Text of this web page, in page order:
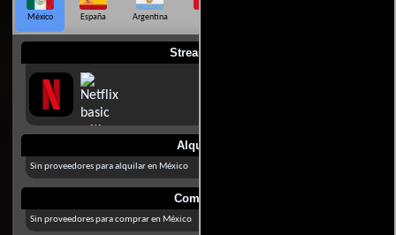
México España Argentina
Streaming
Alquilar
Sin proveedores para alquilar en México
Comprar
Sin proveedores para comprar en México